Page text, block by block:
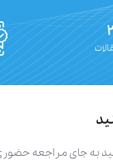
به جای مراجعه